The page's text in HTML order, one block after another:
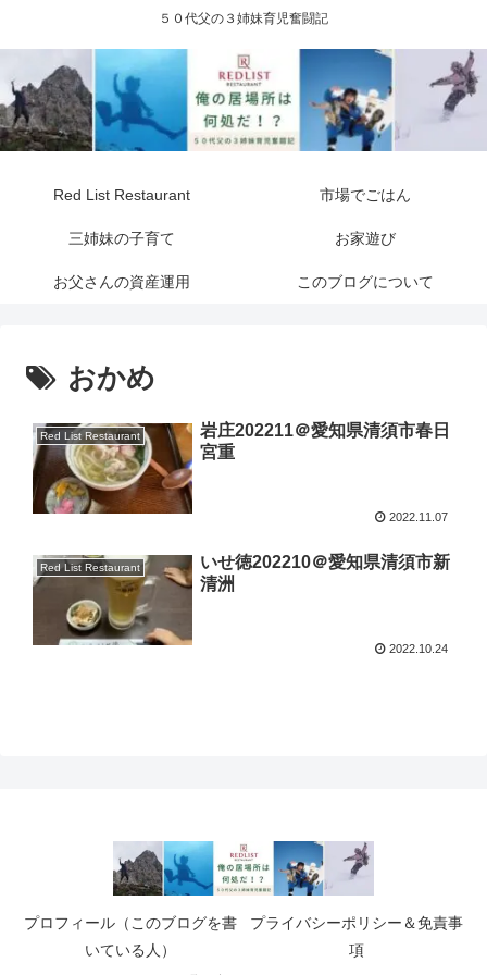
５０代父の３姉妹育児奮闘記
Red List Restaurant 市場でごはん
三姉妹の子育て お家遊び
お父さんの資産運用 このブログについて
おかめ
Red List Restaurant
岩庄202211＠愛知県清須市春日
宮重
2022.11.07
Red List Restaurant
いせ徳202210＠愛知県清須市新
清洲
2022.10.24
プロフィール（このブログを書
いている人）
プライバシーポリシー＆免責事
項